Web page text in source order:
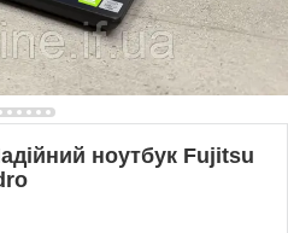
ноутбук Fujitsu